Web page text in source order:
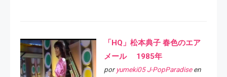
「HQ」松本典子 春色のエア
メール 1985年
por yumeki05 J-PopParadiseen